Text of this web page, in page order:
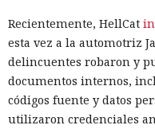
Recientemente, HellCat
esta vez a la automotriz
delincuentes robaron y
documentos internos,
códigos fuente y datos
utilizaron credenciales